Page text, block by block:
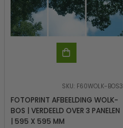
SKU: F60WOLK-BOS3
FOTOPRINT AFBEELDING WOLK-
BOS | VERDEELD OVER 3 PANELEN
| 595 X 595 MM